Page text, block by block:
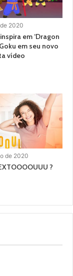
2020
em ‘Dragon
em seu novo
vídeo
de 2020
?